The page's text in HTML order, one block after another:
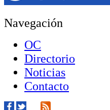
Navegación
OC
Directorio
Noticias
Contacto